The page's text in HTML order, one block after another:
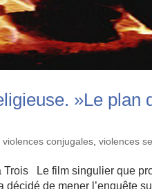
»Le plan
,violences conjugales ,violences
Trois Le film singulier que
décidé de mener l’enquête